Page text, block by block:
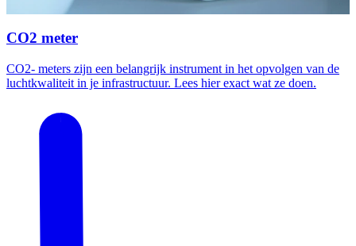
CO2 meter
CO2- meters zijn een belangrijk instrument in het opvolgen van de
luchtkwaliteit in je infrastructuur. Lees hier exact wat ze doen.